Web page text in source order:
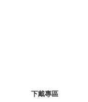
下戴專區